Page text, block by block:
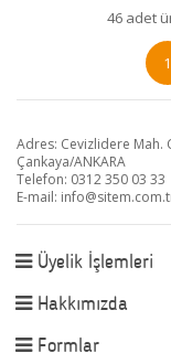
46 adet
1
Adres: Cevizlidere Mah.
Çankaya/ANKARA
Telefon: 0312 350 03 33
E-mail:
Üyelik İşlemleri
Hakkımızda
Formlar